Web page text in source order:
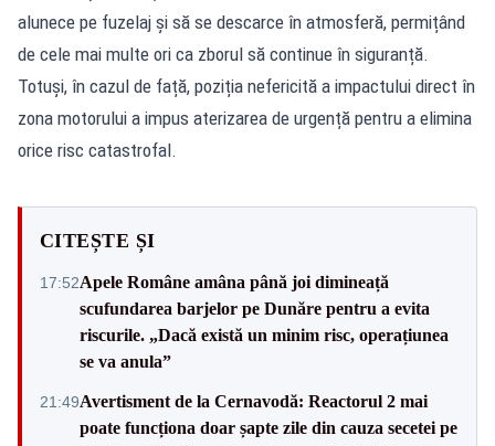
alunece pe fuzelaj și să se descarce în atmosferă, permițând
de cele mai multe ori ca zborul să continue în siguranță.
Totuși, în cazul de față, poziția nefericită a impactului direct în
zona motorului a impus aterizarea de urgență pentru a elimina
orice risc catastrofal.
CITEȘTE ȘI
17:52Apele Române amâna până joi dimineață
scufundarea barjelor pe Dunăre pentru a evita
riscurile. „Dacă există un minim risc, operațiunea
se va anula”
21:49Avertisment de la Cernavodă: Reactorul 2 mai
poate funcționa doar șapte zile din cauza secetei pe